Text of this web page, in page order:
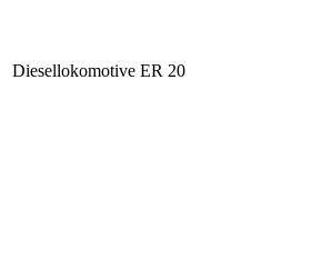
Diesellokomotive ER 20